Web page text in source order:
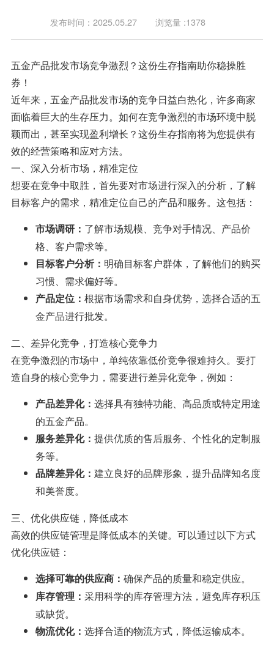
发布时间：2025.05.27 浏览量 :1378
五金产品批发市场竞争激烈？这份生存指南助你稳操胜
券！
近年来，五金产品批发市场的竞争日益白热化，许多商家
面临着巨大的生存压力。如何在竞争激烈的市场环境中脱
颖而出，甚至实现盈利增长？这份生存指南将为您提供有
效的经营策略和应对方法。
一、深入分析市场，精准定位
想要在竞争中取胜，首先要对市场进行深入的分析，了解
目标客户的需求，精准定位自己的产品和服务。这包括：
市场调研： 了解市场规模、竞争对手情况、产品价
格、客户需求等。
目标客户分析： 明确目标客户群体，了解他们的购买
习惯、需求偏好等。
产品定位： 根据市场需求和自身优势，选择合适的五
金产品进行批发。
二、差异化竞争，打造核心竞争力
在竞争激烈的市场中，单纯依靠低价竞争很难持久。要打
造自身的核心竞争力，需要进行差异化竞争，例如：
产品差异化： 选择具有独特功能、高品质或特定用途
的五金产品。
服务差异化： 提供优质的售后服务、个性化的定制服
务等。
品牌差异化： 建立良好的品牌形象，提升品牌知名度
和美誉度。
三、优化供应链，降低成本
高效的供应链管理是降低成本的关键。可以通过以下方式
优化供应链：
选择可靠的供应商： 确保产品的质量和稳定供应。
库存管理： 采用科学的库存管理方法，避免库存积压
或缺货。
物流优化： 选择合适的物流方式，降低运输成本。